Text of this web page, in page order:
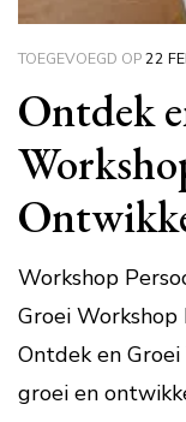
TOEGEVOEGD OP22
Ontdek
Workshop
Groei
Ontdek en
groei en